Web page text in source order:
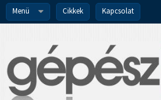
Menü Cikkek Kapcsolat